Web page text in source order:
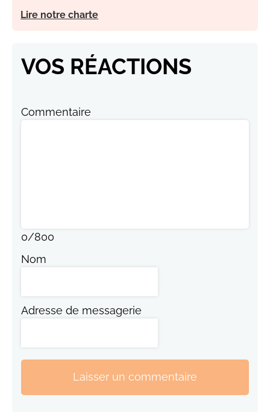
Lire notre charte
VOS RÉACTIONS
Commentaire
0/800
Nom
Adresse de messagerie
Laisser un commentaire